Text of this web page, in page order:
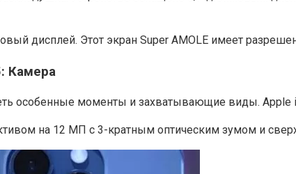
дисплей. Этот экран Super AMOLE имеет
Камера
особенные моменты и захватывающие виды. Apple
на 12 МП с 3-кратным оптическим зумом и